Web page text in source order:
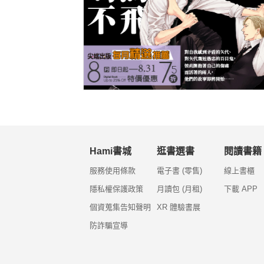
Hami書城
服務使用條款
隱私權保護政策
個資蒐集告知聲明
防詐騙宣導
逛書選書
電子書 (零售)
月讀包 (月租)
XR 體驗書展
閱讀書籍
線上書櫃
下載 APP